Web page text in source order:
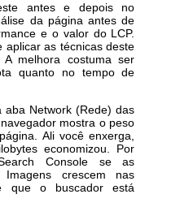
antes e depois no
da página antes de
e o valor do LCP.
aplicar as técnicas deste
melhora costuma ser
quanto no tempo de
aba Network (Rede) das
mostra o peso
Ali você enxerga,
economizou. Por
Console se as
crescem nas
que o buscador está